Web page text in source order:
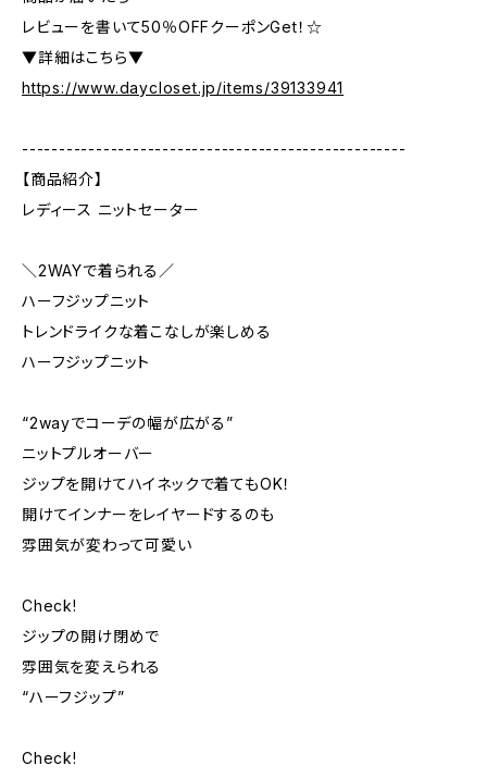
レビューを書いて50％OFFクーポンGet！☆
▼詳細はこちら▼
https://www.daycloset.jp/items/39133941
----------------------------------------------------
【商品紹介】
レディース ニットセーター
＼2WAYで着られる／
ハーフジップニット
トレンドライクな着こなしが楽しめる
ハーフジップニット
“2wayでコーデの幅が広がる”
ニットプルオーバー
ジップを開けてハイネックで着てもOK！
開けてインナーをレイヤードするのも
雰囲気が変わって可愛い
Check!
ジップの開け閉めで
雰囲気を変えられる
“ハーフジップ”
Check!